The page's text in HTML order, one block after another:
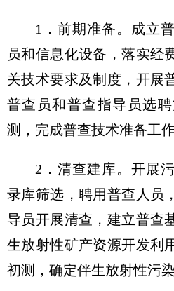
1．前期准备。成立
员和信息化设备，落实经
关技术要求及制度，开展
普查员和普查指导员选
测，完成普查技术准备工作
2．清查建库。开展
录库筛选，聘用普查人员
导员开展清查，建立普查
生放射性矿产资源开发利
初测，确定伴生放射性污